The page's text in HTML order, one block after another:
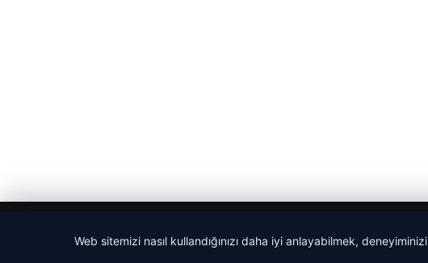
Web sitemizi nasıl kullandığınızı daha iyi anlayabilmek,